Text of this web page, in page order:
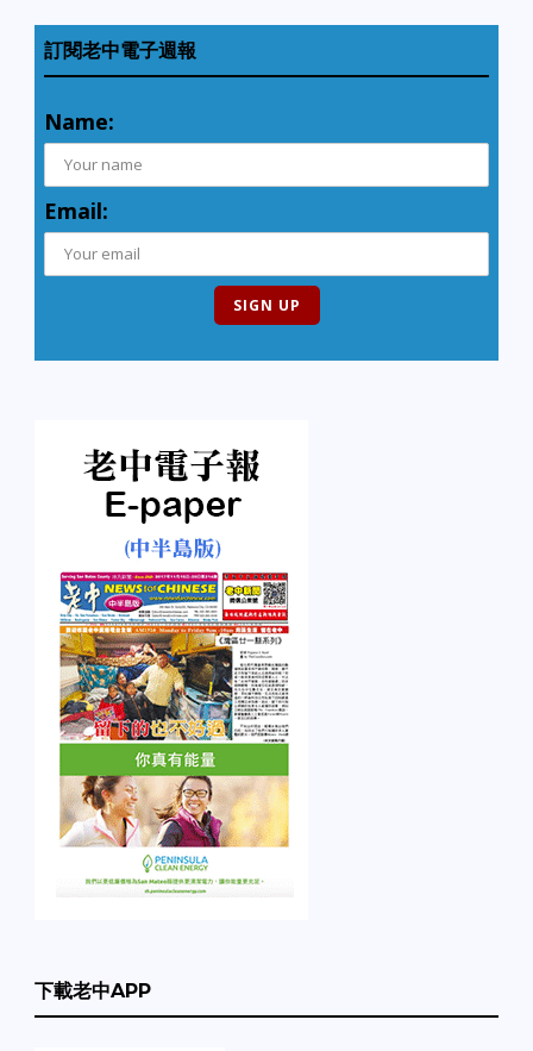
訂閱老中電子週報
Name:
Email:
下載老中APP